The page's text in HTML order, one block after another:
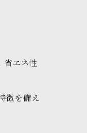
省エネ性
徴を備え